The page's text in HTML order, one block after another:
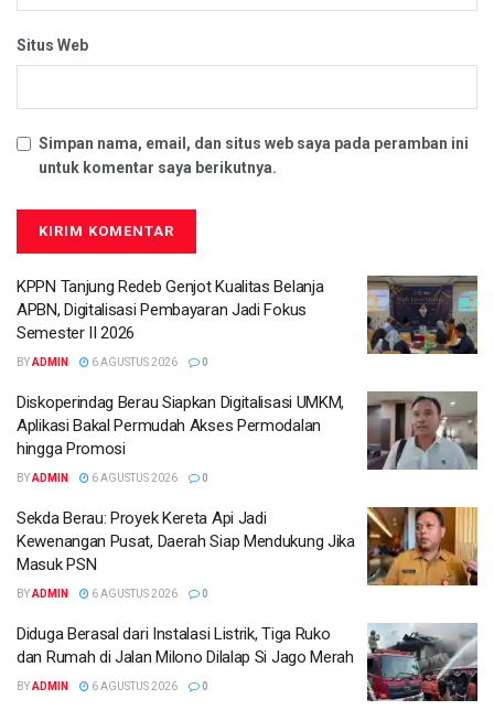
Situs Web
Simpan nama, email, dan situs web saya pada peramban ini
untuk komentar saya berikutnya.
KPPN Tanjung Redeb Genjot Kualitas Belanja
APBN, Digitalisasi Pembayaran Jadi Fokus
Semester II 2026
BYADMIN 6 AGUSTUS 2026 0
Diskoperindag Berau Siapkan Digitalisasi UMKM,
Aplikasi Bakal Permudah Akses Permodalan
hingga Promosi
BYADMIN 6 AGUSTUS 2026 0
Sekda Berau: Proyek Kereta Api Jadi
Kewenangan Pusat, Daerah Siap Mendukung Jika
Masuk PSN
BYADMIN 6 AGUSTUS 2026 0
Diduga Berasal dari Instalasi Listrik, Tiga Ruko
dan Rumah di Jalan Milono Dilalap Si Jago Merah
BYADMIN 6 AGUSTUS 2026 0